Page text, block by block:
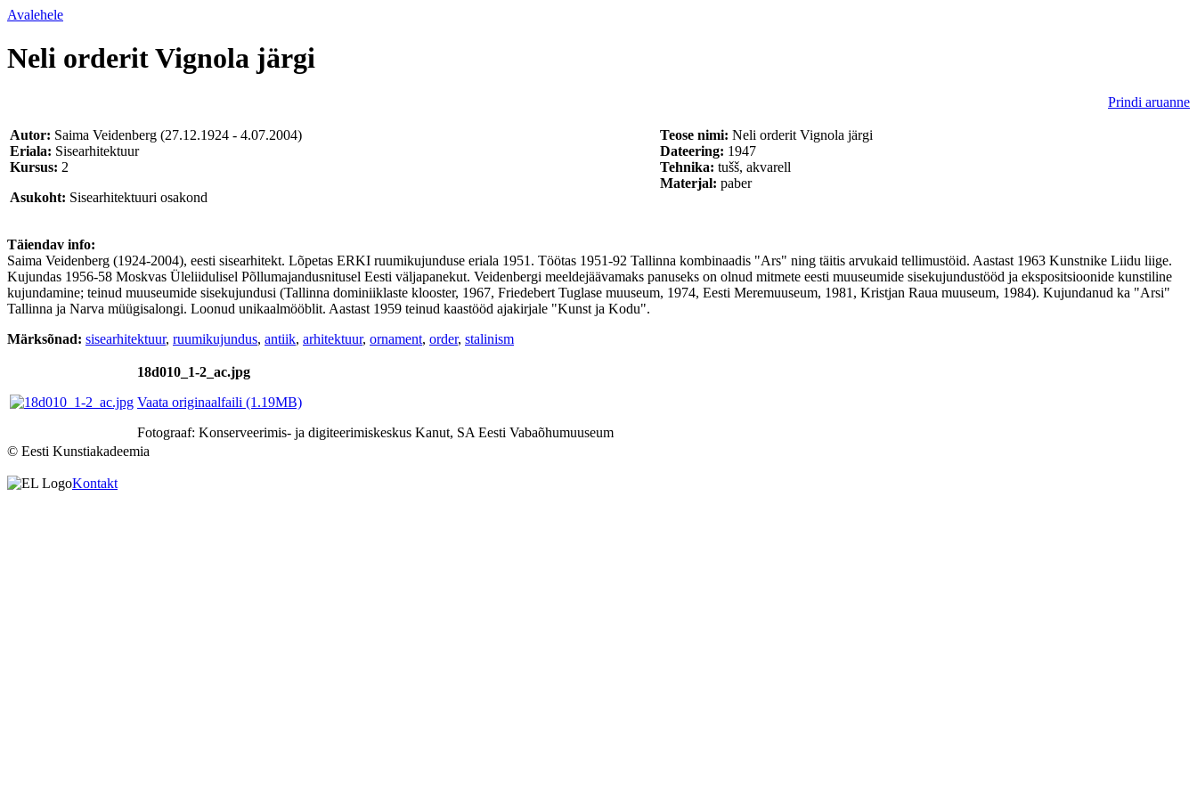
Avalehele
Neli orderit Vignola järgi
Prindi aruanne
Autor: Saima Veidenberg (27.12.1924 - 4.07.2004)
Eriala: Sisearhitektuur
Kursus: 2
Asukoht: Sisearhitektuuri osakond
Teose nimi: Neli orderit Vignola järgi
Dateering: 1947
Tehnika: tušš, akvarell
Materjal: paber
Täiendav info:
Saima Veidenberg (1924-2004), eesti sisearhitekt. Lõpetas ERKI ruumikujunduse eriala 1951. Töötas 1951-92 Tallinna kombinaadis "Ars" ning täitis arvukaid tellimustöid. Aastast 1963 Kunstnike Liidu liige.
Kujundas 1956-58 Moskvas Üleliidulisel Põllumajandusnitusel Eesti väljapanekut. Veidenbergi meeldejäävamaks panuseks on olnud mitmete eesti muuseumide sisekujundustööd ja ekspositsioonide kunstiline
kujundamine; teinud muuseumide sisekujundusi (Tallinna dominiiklaste klooster, 1967, Friedebert Tuglase muuseum, 1974, Eesti Meremuuseum, 1981, Kristjan Raua muuseum, 1984). Kujundanud ka "Arsi"
Tallinna ja Narva müügisalongi. Loonud unikaalmööblit. Aastast 1959 teinud kaastööd ajakirjale "Kunst ja Kodu".
Märksõnad: sisearhitektuur, ruumikujundus, antiik, arhitektuur, ornament, order, stalinism
18d010_1-2_ac.jpg
Vaata originaalfaili (1.19MB)
Fotograaf: Konserveerimis- ja digiteerimiskeskus Kanut, SA Eesti Vabaõhumuuseum
© Eesti Kunstiakadeemia
Kontakt